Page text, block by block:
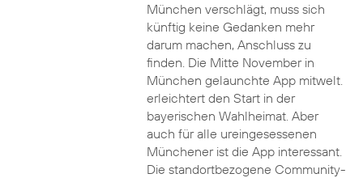
München verschlägt, muss sich
künftig keine Gedanken mehr
darum machen, Anschluss zu
finden. Die Mitte November in
München gelaunchte App mitwelt.
erleichtert den Start in der
bayerischen Wahlheimat. Aber
auch für alle ureingesessenen
Münchener ist die App interessant.
Die standortbezogene Community-